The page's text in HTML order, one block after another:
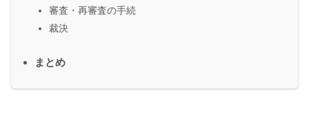
審査・再審査の手続
裁決
まとめ